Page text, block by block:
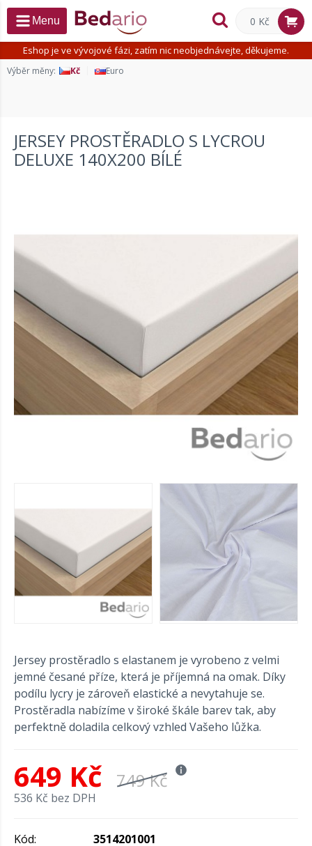
Eshop je ve vývojové fázi, zatím nic neobjednávejte, děkujeme.
Výběr měny: Kč Euro
Menu 0 Kč
JERSEY PROSTĚRADLO S LYCROU
DELUXE 140X200 BÍLÉ
Jersey prostěradlo s elastanem je vyrobeno z velmi
jemné česané příze, která je příjemná na omak. Díky
podílu lycry je zároveň elastické a nevytahuje se.
Prostěradla nabízíme v široké škále barev tak, aby
perfektně doladila celkový vzhled Vašeho lůžka.
649 Kč 749 Kč
536 Kč bez DPH
Kód:
3514201001